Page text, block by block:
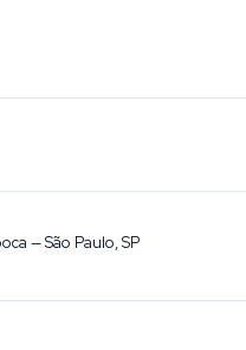
— São Paulo, SP